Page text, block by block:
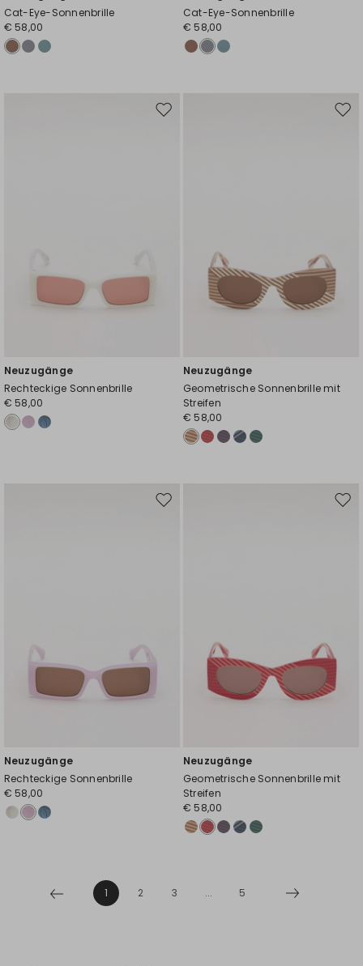
Cat-Eye-Sonnenbrille
€ 58,00
Cat-Eye-Sonnenbrille
€ 58,00
Auf
Neuzugänge
Rechteckige Sonnenbrille
€ 58,00
Auf
Neuzugänge
Geometrische Sonnenbrille mit
Streifen
€ 58,00
Auf
Neuzugänge
Rechteckige Sonnenbrille
€ 58,00
Auf
Neuzugänge
Geometrische Sonnenbrille mit
Streifen
€ 58,00
1 2 3 ... 5